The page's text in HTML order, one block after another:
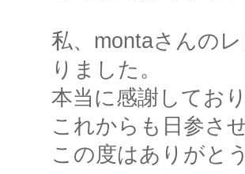
私、montaさんの
りました。
本当に感謝しており
これからも日参さ
この度はありがと